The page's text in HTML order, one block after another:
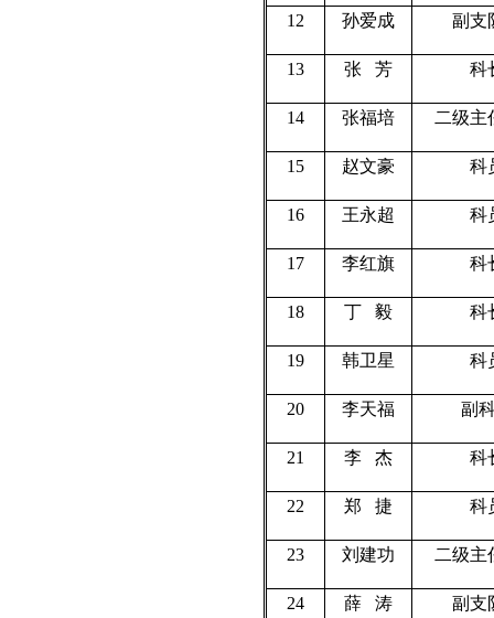
12 孙爱成 副支
13 张 芳 科
14 张福培 二级主
15 赵文豪 科
16 王永超 科
17 李红旗 科
18 丁 毅 科
19 韩卫星 科
20 李天福 副
21 李 杰 科
22 郑 捷 科
23 刘建功 二级主
24 薛 涛 副支